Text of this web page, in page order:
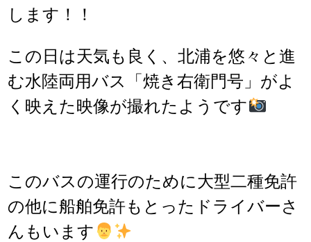
します！！
この日は天気も良く、北浦を悠々と進
む水陸両用バス「焼き右衛門号」がよ
く映えた映像が撮れたようです
このバスの運行のために大型二種免許
の他に船舶免許もとったドライバーさ
んもいます